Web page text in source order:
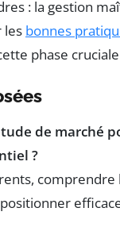
: la gestion
les bonnes
phase
de marché
?